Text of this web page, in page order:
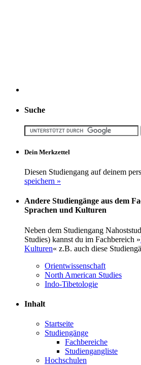
Suche
Dein Merkzettel
Diesen Studiengang auf deinem
speichern »
Andere Studiengänge aus dem
Sprachen und Kulturen
Neben dem Studiengang
Studies) kannst du im Fachbereich »
Kulturen« z.B. auch diese
Orientwissenschaft
North American Studies
Indo-Tibetologie
Inhalt
Startseite
Studiengänge
Fachbereiche
Studiengangliste
Hochschulen